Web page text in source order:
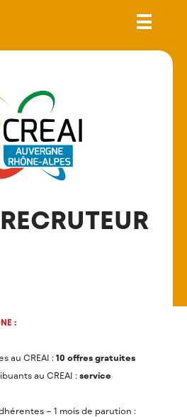
:
au CREAI : 10 offres gratuites
au CREAI : service
– 1 mois de parution :